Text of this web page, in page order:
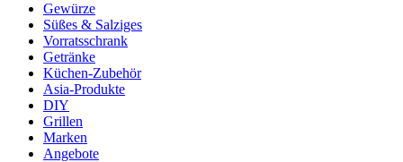
Gewürze
Süßes & Salziges
Vorratsschrank
Getränke
Küchen-Zubehör
Asia-Produkte
DIY
Grillen
Marken
Angebote